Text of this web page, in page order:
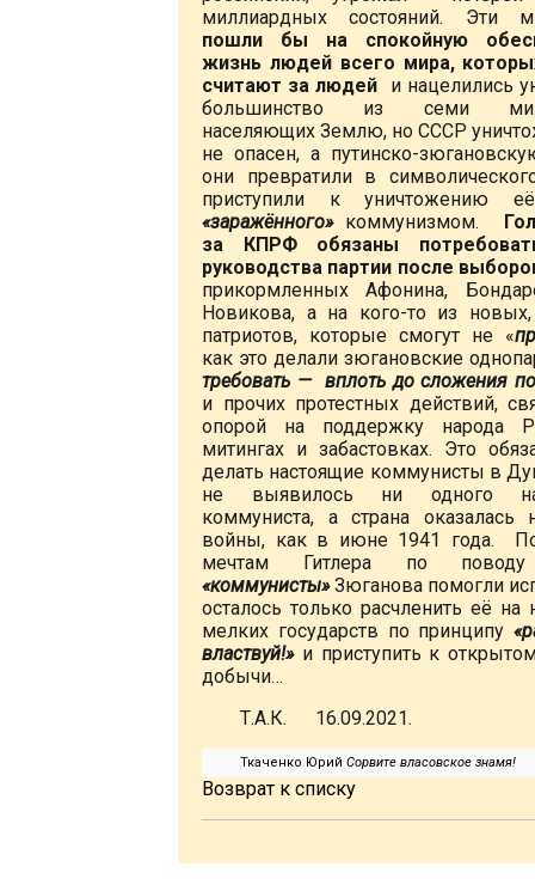
миллиардных состояний. Эти
пошли бы на спокойную
жизнь людей всего мира,
считают за людей
и нацелились
большинство из семи
населяющих Землю, но СССР
не опасен, а путинско-
они превратили в
приступили к уничтожению
«заражённого»коммунизмом.
за КПРФ обязаны
руководства партии после
прикормленных Афонина,
Новикова, а на кого-то из
патриотов, которые смогут не «
как это делали зюгановские
требовать — вплоть до сложения
и прочих протестных действий,
опорой на поддержку народа
митингах и забастовках. Это
делать настоящие коммунисты в
не выявилось ни одного
коммуниста, а страна оказалась
войны, как в июне 1941 года.
мечтам Гитлера по
«коммунисты»Зюганова помогли
осталось только расчленить её на
мелких государств по принципу
властвуй!» и приступить к
добычи…
Т.А.К. 16.09.2021.
Ткаченко Юрий Сорвите власовское знамя!
Возврат к списку